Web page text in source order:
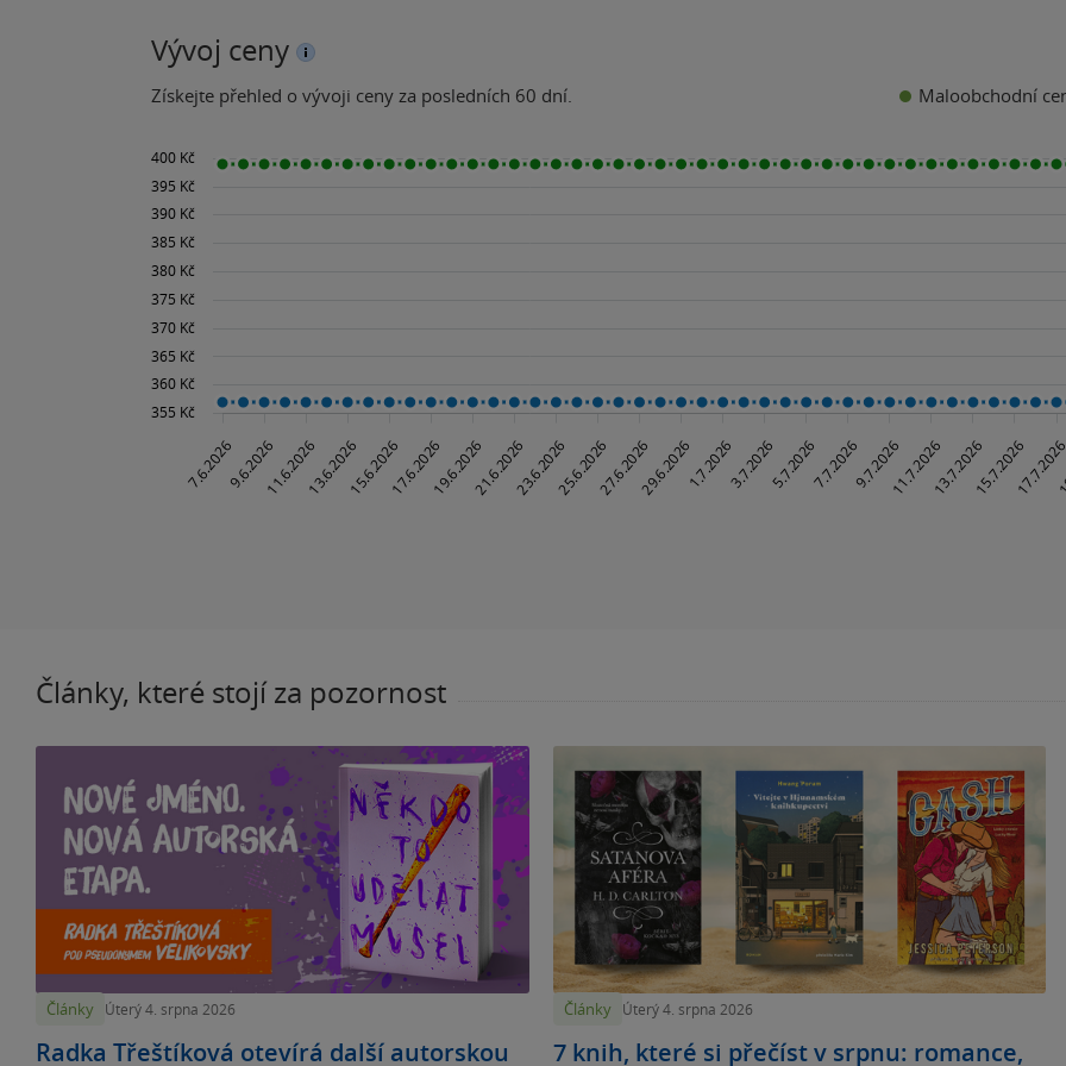
Vývoj ceny
Získejte přehled o vývoji ceny za posledních 60 dní. Maloobchodní
Články, které stojí za pozornost
Články Úterý 4. srpna 2026
Radka Třeštíková otevírá další autorskou
Články Úterý 4. srpna 2026
7 knih, které si přečíst v srpnu: romance,